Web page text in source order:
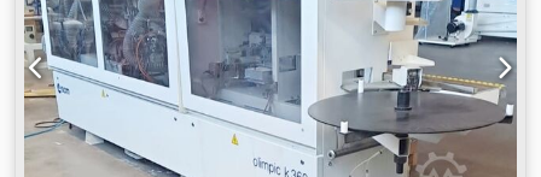
Eckenfräse Radius Wechselmotor EF R = 1mm Multi-
Radiusziehklinge (R1/R2) Fahrwerk
Trennmittelsprüheinrichtung
Reinigungsmittelsprüheinrichtung Schutzsprühen Kante
Nesting pneumatische 3-Punkt-Verstellung
Multifunktionsfräser (R2/R1/Fase) Ausstattung kurze